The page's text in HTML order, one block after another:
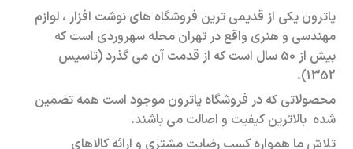
پاترون یکی از قدیمی ترین فروشگاه های نوشت افزار ، لوازم
مهندسی و هنری واقع در تهران محله سهروردی است که
بیش از 50 سال است که از قدمت آن می گذرد (تاسیس
1352).
محصولاتی که در فروشگاه پاترون موجود است همه تضمین
شده بالاترین کیفیت و اصالت می باشند.
تلاش ما همواره کسب رضایت مشتری و ارائه کالاهای